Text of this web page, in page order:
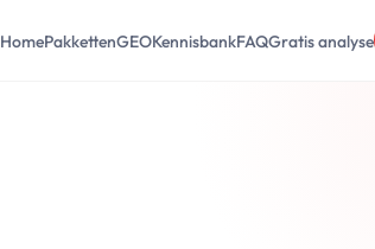
HomePakkettenGEOKennisbankFAQGratis analyse